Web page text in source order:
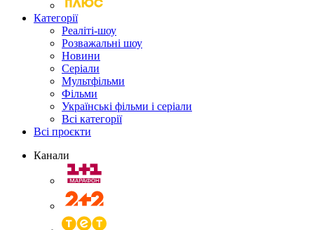
Категорії
Реаліті-шоу
Розважальні шоу
Новини
Серіали
Мультфільми
Фільми
Українські фільми і серіали
Всі категорії
Всі проєкти
Канали